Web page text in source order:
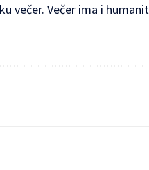
večer. Večer ima i